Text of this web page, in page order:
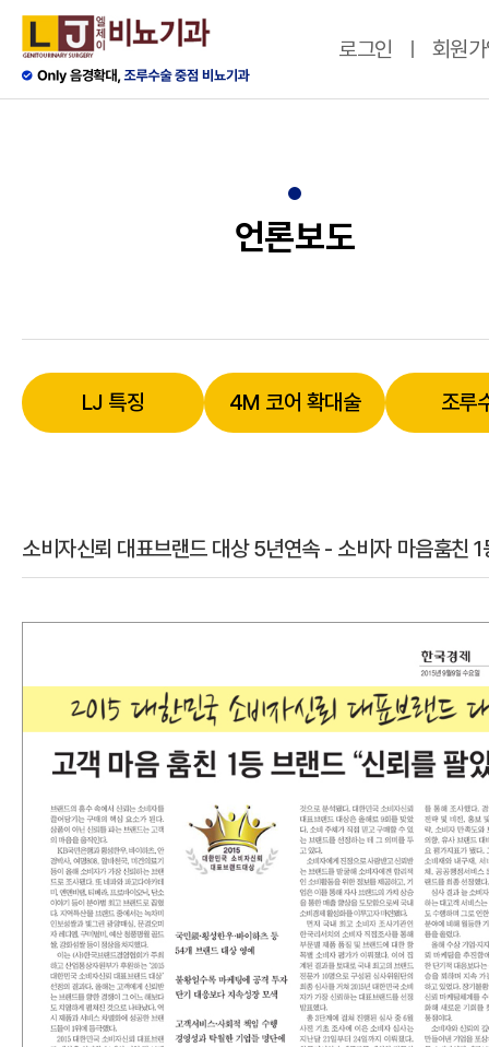
로그인 회원
언론보도
LJ 특징 4M 코어 확대술 조루
소비자신뢰 대표브랜드 대상 5년연속 - 소비자 마음훔친 1